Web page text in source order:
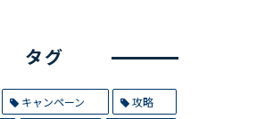
タグ
キャンペーン
攻略